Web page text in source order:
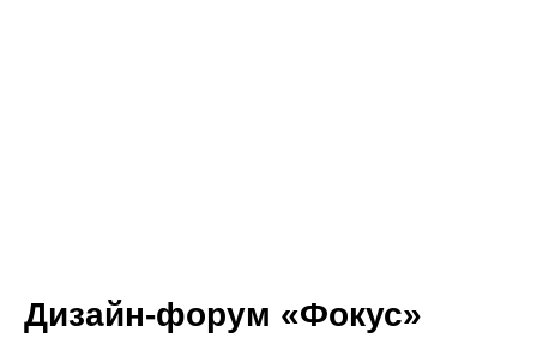
Дизайн-форум «Фокус»